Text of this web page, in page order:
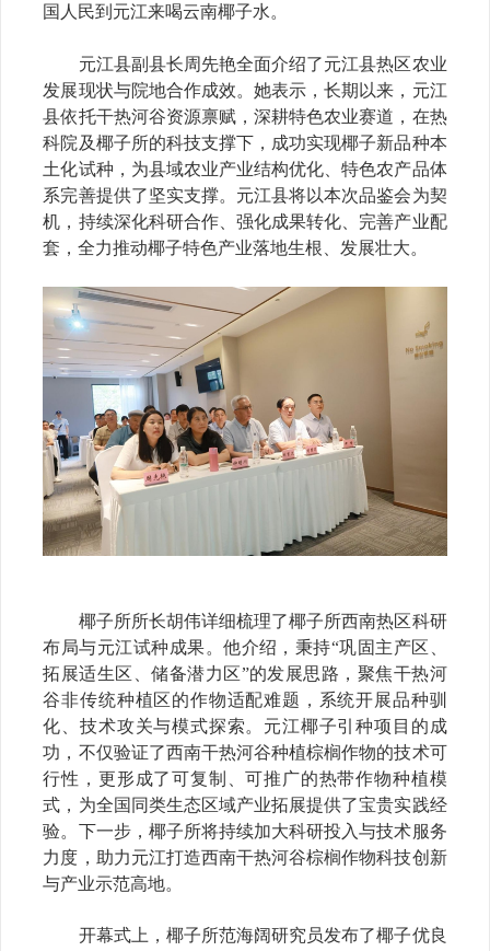
国人民到元江来喝云南椰子水。
元江县副县长周先艳全面介绍了元江县热区农业
发展现状与院地合作成效。她表示，长期以来，元江
县依托干热河谷资源禀赋，深耕特色农业赛道，在热
科院及椰子所的科技支撑下，成功实现椰子新品种本
土化试种，为县域农业产业结构优化、特色农产品体
系完善提供了坚实支撑。元江县将以本次品鉴会为契
机，持续深化科研合作、强化成果转化、完善产业配
套，全力推动椰子特色产业落地生根、发展壮大。
椰子所所长胡伟详细梳理了椰子所西南热区科研
布局与元江试种成果。他介绍，秉持“巩固主产区、
拓展适生区、储备潜力区”的发展思路，聚焦干热河
谷非传统种植区的作物适配难题，系统开展品种驯
化、技术攻关与模式探索。元江椰子引种项目的成
功，不仅验证了西南干热河谷种植棕榈作物的技术可
行性，更形成了可复制、可推广的热带作物种植模
式，为全国同类生态区域产业拓展提供了宝贵实践经
验。下一步，椰子所将持续加大科研投入与技术服务
力度，助力元江打造西南干热河谷棕榈作物科技创新
与产业示范高地。
开幕式上，椰子所范海阔研究员发布了椰子优良